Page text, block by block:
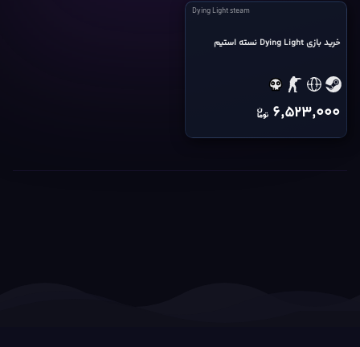
Dying
steam
Dying Light steam
خرید بازی Dying Light نسته استیم
6,523,000